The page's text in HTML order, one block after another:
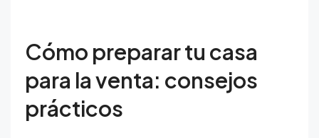
Cómo preparar tu casa
para la venta: consejos
prácticos